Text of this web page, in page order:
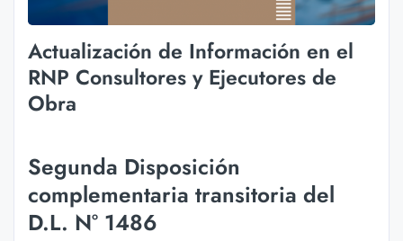
Actualización de Información en el
RNP Consultores y Ejecutores de
Obra
Segunda Disposición
complementaria transitoria del
D.L. N° 1486